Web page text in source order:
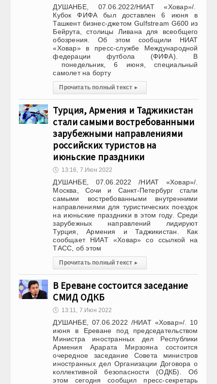
ДУШАНБЕ, 07.06.2022/НИАТ «Ховар»/.
Кубок ФИФА был доставлен 6 июня в
Ташкент бизнес-джетом Gulfstream G600 из
Бейрута, столицы Ливана для всеобщего
обозрения. Об этом сообщили НИАТ
«Ховар» в пресс-службе Международной
федерации футбола (ФИФА). В
понедельник, 6 июня, специальный
самолет на борту
Прочитать полный текст ▸
Турция, Армения и Таджикистан
стали самыми востребованными
зарубежными направлениями
российских туристов на
июньские праздники
🕔 13:16, 7.Июн 2022
ДУШАНБЕ, 07.06.2022 /НИАТ «Ховар»/.
Москва, Сочи и Санкт-Петербург стали
самыми востребованными внутренними
направлениями для туристических поездок
на июньские праздники в этом году. Среди
зарубежных направлений лидируют
Турция, Армения и Таджикистан. Как
сообщает НИАТ «Ховар» со ссылкой на
ТАСС, об этом
Прочитать полный текст ▸
В Ереване состоится заседание
СМИД ОДКБ
🕔 13:11, 7.Июн 2022
ДУШАНБЕ, 07.06.2022 /НИАТ «Ховар»/. 10
июня в Ереване под председательством
Министра иностранных дел Республики
Армения Арарата Мирзояна состоится
очередное заседание Совета министров
иностранных дел Организации Договора о
коллективной безопасности (ОДКБ). Об
этом сегодня сообщил пресс-секретарь